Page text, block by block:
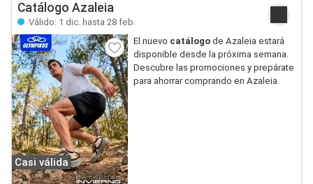
Catálogo Azaleia
Válido: 1 dic. hasta 28 feb.
Casi válida
El nuevo catálogode Azaleia estará
disponible desde la próxima semana.
Descubre las promociones y prepárate
para ahorrar comprando en Azaleia.